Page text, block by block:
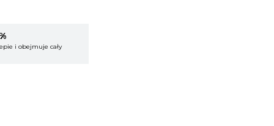
i obejmuje cały